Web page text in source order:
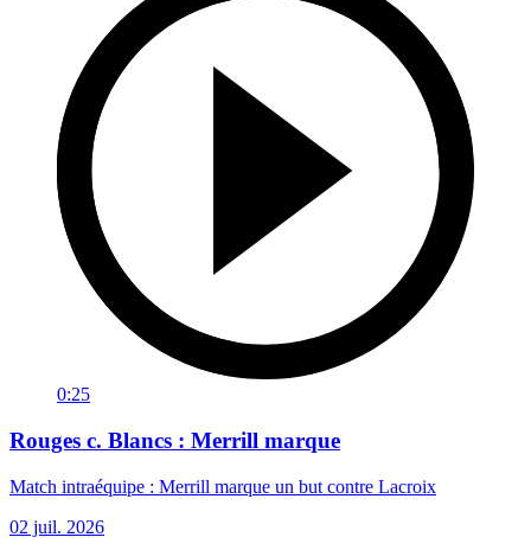
0:25
Rouges c. Blancs : Merrill marque
Match intraéquipe : Merrill marque un but contre Lacroix
02 juil. 2026